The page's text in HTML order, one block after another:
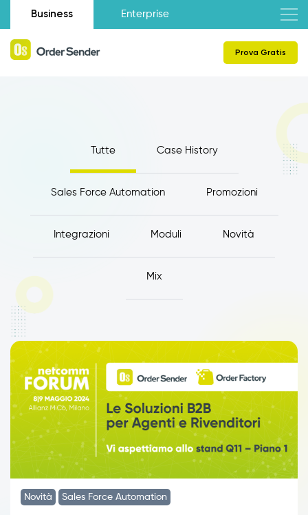
Business Enterprise
Prova Gratis
Tutte Case History
Sales Force Automation Promozioni
Integrazioni Moduli Novità
Mix
Novità Sales Force Automation